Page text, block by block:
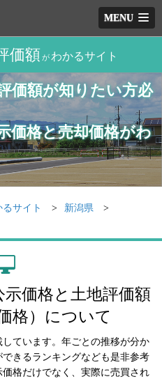
MENU
価額が わかるサイト
価額が知りたい方必
価格と売却価格がわ
サイト
新潟県
価格と土地評価額
格）について
ています。年ごとの推移が分か
きるランキングなども是非参考
格だけでなく、実際に売買され